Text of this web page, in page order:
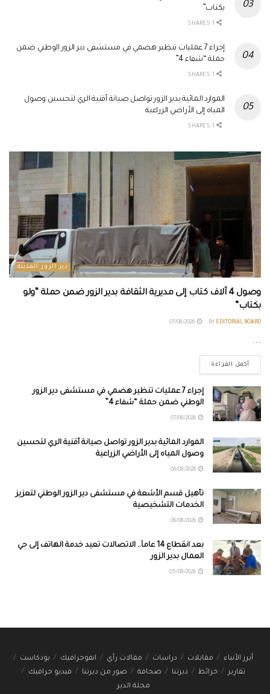
بكتاب”
إجراء 7 عمليات تنظير هضمي في مستشفى دير الزور الوطني ضمن
حملة “شفاء 4”
الموارد المائية بدير الزور تواصل صيانة أقنية الري لتحسين وصول
المياه إلى الأراضي الزراعية
دير الزور المدينة
وصول 4 آلاف كتاب إلى مديرية الثقافة بدير الزور ضمن حملة “ولو
بكتاب”
BY EDITORIAL BOARD
...
أكمل القراءة
إجراء 7 عمليات تنظير هضمي في مستشفى دير الزور
الوطني ضمن حملة “شفاء 4”
الموارد المائية بدير الزور تواصل صيانة أقنية الري لتحسين
وصول المياه إلى الأراضي الزراعية
تأهيل قسم الأشعة في مستشفى دير الزور الوطني لتعزيز
الخدمات التشخيصية
بعد انقطاع 14 عاماً.. الاتصالات تعيد خدمة الهاتف إلى حي
العمال بدير الزور
أبرز الأنباء مقابلات دراسات مقالات رأي انفوجرافيك
بودكاست
تقارير
خرائط ديرتنا صحافة صور من ديرتنا
فيديو جرافيك
مجلة الدير